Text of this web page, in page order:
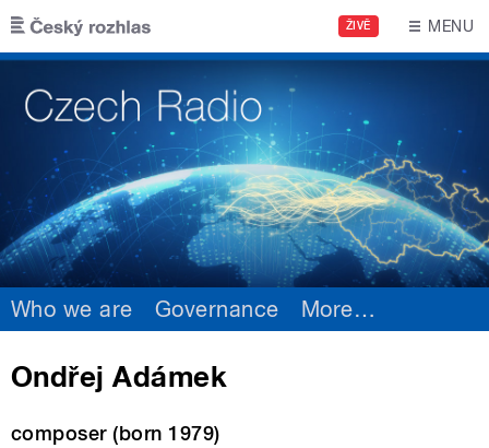
Skip to main content
ŽIVĚ MENU
Who we are Governance More…
Ondřej Adámek
composer (born 1979)